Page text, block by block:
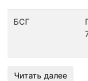
БСГ
Читать далее